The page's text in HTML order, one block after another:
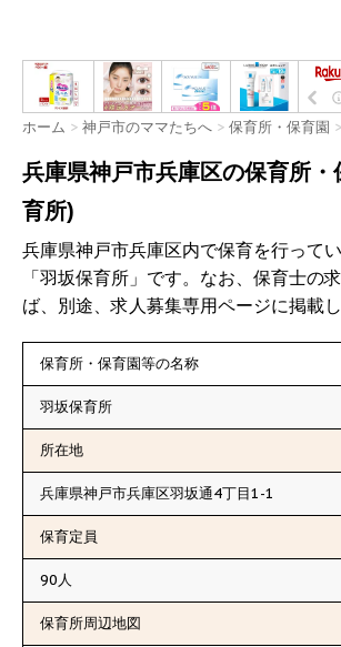
ホーム > 神戸市のママたちへ > 保育所・保育園 >
兵庫県神戸市兵庫区の保育所・
育所)
兵庫県神戸市兵庫区内で保育を行って
「羽坂保育所」です。なお、保育士の
ば、別途、求人募集専用ページに掲載し
保育所・保育園等の名称
羽坂保育所
所在地
兵庫県神戸市兵庫区羽坂通4丁目1-1
保育定員
90人
保育所周辺地図